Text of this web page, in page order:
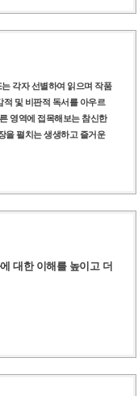
각자 선별하여 읽으며 작품
및 비판적 독서를 아우르
영역에 접목해보는 참신한
을 펼치는 생생하고 즐거운
대한 이해를 높이고 더